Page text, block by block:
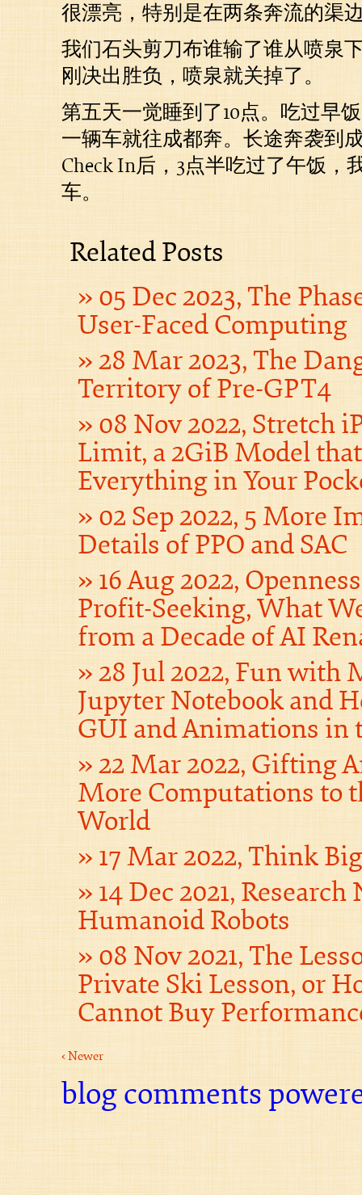
很漂亮，特别是在两条奔流的渠
我们石头剪刀布谁输了谁从喷泉
刚决出胜负，喷泉就关掉了。
第五天一觉睡到了10点。吃过早
一辆车就往成都奔。长途奔袭到
Check In后，3点半吃过了午饭，
车。
Related Posts
05 Dec 2023, The
User-Faced Computing
28 Mar 2023, The
Territory of Pre-GPT4
08 Nov 2022, Stretch
Limit, a 2GiB Model
Everything in Your
02 Sep 2022, 5 More
Details of PPO and SAC
16 Aug 2022,
Profit-Seeking, What
from a Decade of AI
28 Jul 2022, Fun with
Jupyter Notebook and
GUI and Animations in
22 Mar 2022, Gifting
More Computations to
World
17 Mar 2022, Think
14 Dec 2021, Research
Humanoid Robots
08 Nov 2021, The
Private Ski Lesson, or
Cannot Buy
‹ Newer
blog comments